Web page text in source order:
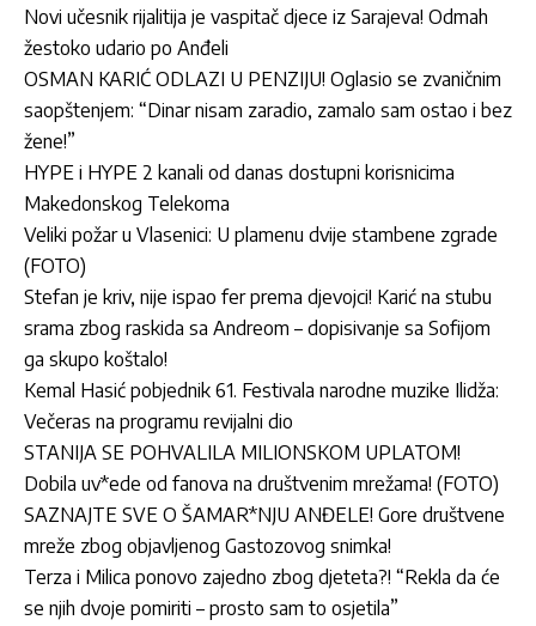
Novi učesnik rijalitija je vaspitač djece iz Sarajeva! Odmah
žestoko udario po Anđeli
OSMAN KARIĆ ODLAZI U PENZIJU! Oglasio se zvaničnim
saopštenjem: “Dinar nisam zaradio, zamalo sam ostao i bez
žene!”
HYPE i HYPE 2 kanali od danas dostupni korisnicima
Makedonskog Telekoma
Veliki požar u Vlasenici: U plamenu dvije stambene zgrade
(FOTO)
Stefan je kriv, nije ispao fer prema djevojci! Karić na stubu
srama zbog raskida sa Andreom – dopisivanje sa Sofijom
ga skupo koštalo!
Kemal Hasić pobjednik 61. Festivala narodne muzike Ilidža:
Večeras na programu revijalni dio
STANIJA SE POHVALILA MILIONSKOM UPLATOM!
Dobila uv*ede od fanova na društvenim mrežama! (FOTO)
SAZNAJTE SVE O ŠAMAR*NJU ANĐELE! Gore društvene
mreže zbog objavljenog Gastozovog snimka!
Terza i Milica ponovo zajedno zbog djeteta?! “Rekla da će
se njih dvoje pomiriti – prosto sam to osjetila”